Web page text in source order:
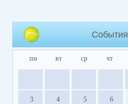
События
пн вт ср чт
3 4 5 6